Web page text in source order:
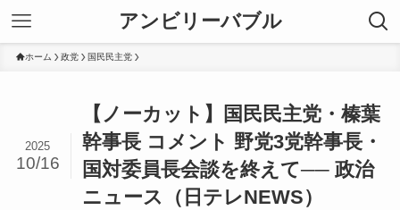
アンビリーバブル
ホーム 政党 国民民主党
【ノーカット】国民民主党・榛葉
幹事長 コメント 野党3党幹事長・
国対委員長会談を終えて── 政治
ニュース（日テレNEWS）
2025
10/16